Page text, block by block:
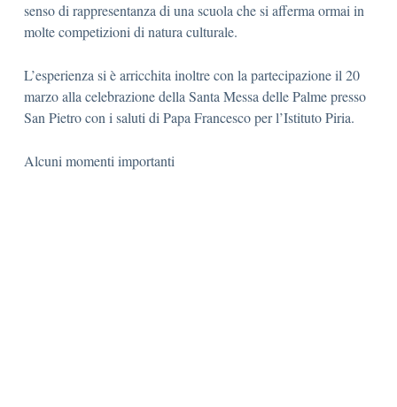
senso di rappresentanza di una scuola che si afferma ormai in
molte competizioni di natura culturale.
L’esperienza si è arricchita inoltre con la partecipazione il 20
marzo alla celebrazione della Santa Messa delle Palme presso
San Pietro con i saluti di Papa Francesco per l’Istituto Piria.
Alcuni momenti importanti